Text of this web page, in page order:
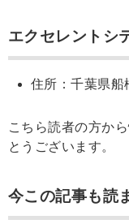
エクセレントシ
住所：千葉県船
こちら読者の方か
とうございます。
今この記事も読